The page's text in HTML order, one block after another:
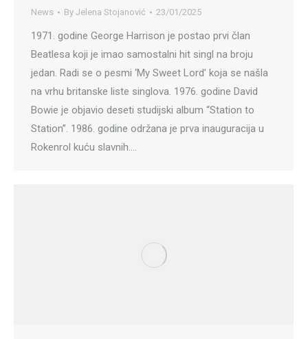
News By Jelena Stojanović 23/01/2025
1971. godine George Harrison je postao prvi član
Beatlesa koji je imao samostalni hit singl na broju
jedan. Radi se o pesmi ‘My Sweet Lord’ koja se našla
na vrhu britanske liste singlova. 1976. godine David
Bowie je objavio deseti studijski album “Station to
Station”. 1986. godine održana je prva inauguracija u
Rokenrol kuću slavnih.…